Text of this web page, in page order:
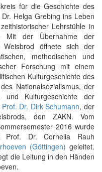
für die Geschichte des
Helga Grebing ins Leben
Lehrstühle in
Mit der Übernahme der
öffnete sich der
methodischen und
Forschung mit einem
Kulturgeschichte des
Nationalsozialismus, der
Kulturgeschichte der
Prof. Dr. Dirk Schumann, der
den ZAKN. Vom
2016 wurde
Prof. Dr. Cornelia Rauh
(Göttingen) geleitet.
die Leitung in den Händen